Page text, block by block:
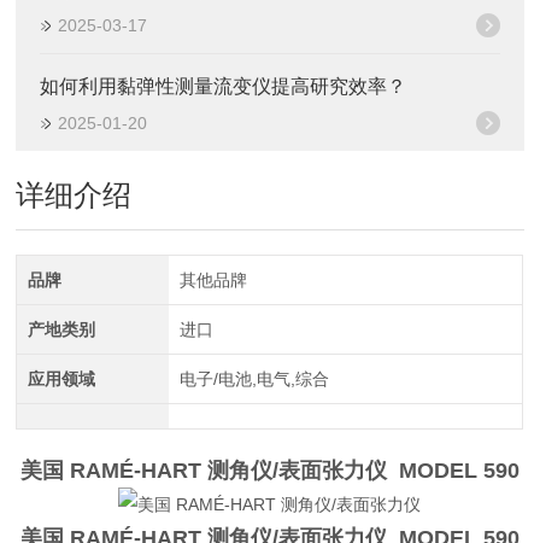
2025-03-17
如何利用黏弹性测量流变仪提高研究效率？
2025-01-20
详细介绍
品牌 其他品牌
产地类别 进口
应用领域 电子/电池,电气,综合
美国 RAMÉ-HART 测角仪/表面张力仪MODEL 590
美国 RAMÉ-HART 测角仪/表面张力仪 MODEL 590